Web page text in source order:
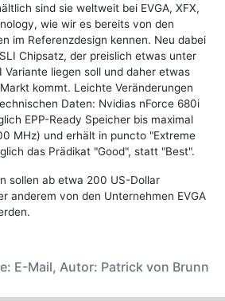
sind sie weltweit bei EVGA, XFX,
wie wir es bereits von den
im Referenzdesign kennen. Neu dabei
Chipsatz, der preislich etwas unter
Variante liegen soll und daher etwas
kommt. Leichte Veränderungen
Daten: Nvidias nForce 680i
EPP-Ready Speicher bis maximal
MHz) und erhält in puncto "Extreme
das Prädikat "Good", statt "Best".
sollen ab etwa 200 US-Dollar
anderem von den Unternehmen EVGA
E-Mail, Autor: Patrick von Brunn